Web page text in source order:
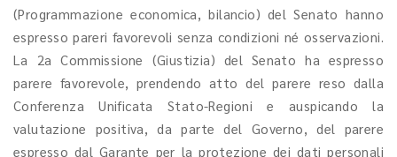
(Programmazione economica, bilancio) del Senato hanno
espresso pareri favorevoli senza condizioni né osservazioni.
La 2a Commissione (Giustizia) del Senato ha espresso
parere favorevole, prendendo atto del parere reso dalla
Conferenza Unificata Stato-Regioni e auspicando la
valutazione positiva, da parte del Governo, del parere
espresso dal Garante per la protezione dei dati personali